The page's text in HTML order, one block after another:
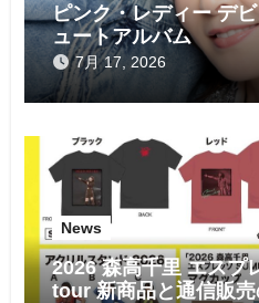
ピンク・レディー デ
ュートアルバム
7月 17, 2026
News
2026 森高千里 エスプ
tour 新商品と通信販